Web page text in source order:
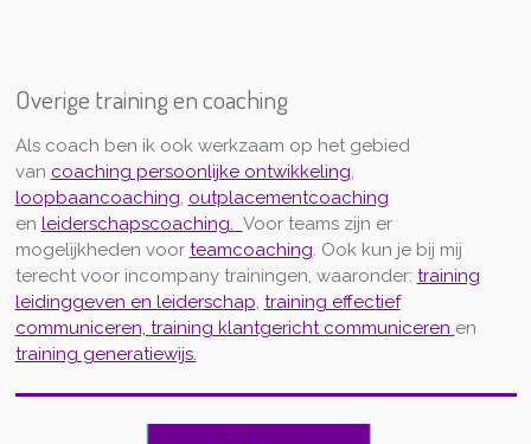
Overige training en coaching
Als coach ben ik ook werkzaam op het gebied
van coaching persoonlijke ontwikkeling
loopbaancoaching outplacementcoaching
en leiderschapscoaching.
Voor teams zijn er
mogelijkheden voor teamcoaching . Ook kun je bij mij
terecht voor incompany trainingen, waaronder: training
leidinggeven en leiderschap training effectief
communiceren, training klantgericht communiceren en
training generatiewijs.